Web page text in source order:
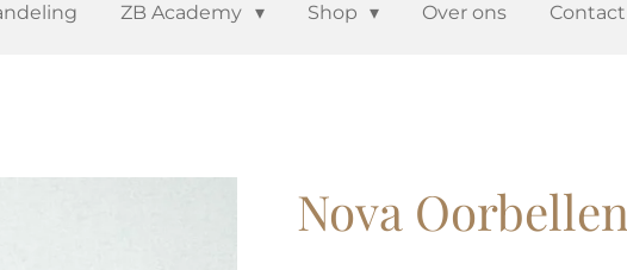
ZB Academy Shop Over ons Contact
Nova Oorbellen